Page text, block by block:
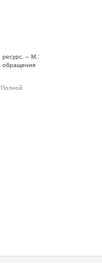
– М.:
обращения